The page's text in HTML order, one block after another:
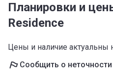
Планировки и
Residence
Цены и наличие актуальны
Сообщить о неточности